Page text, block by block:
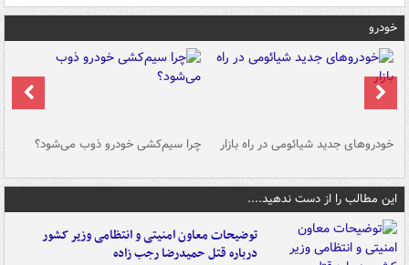
خودرو
خودروهای جدید شیائومی در راه بازار چرا سیم‌کشی خودرو ذوب می‌شود؟
این مطالب را از دست ندهید....
توضیحات معاون امنیتی و انتظامی وزیر کشور
درباره قتل حمیدرضا رجب زاده